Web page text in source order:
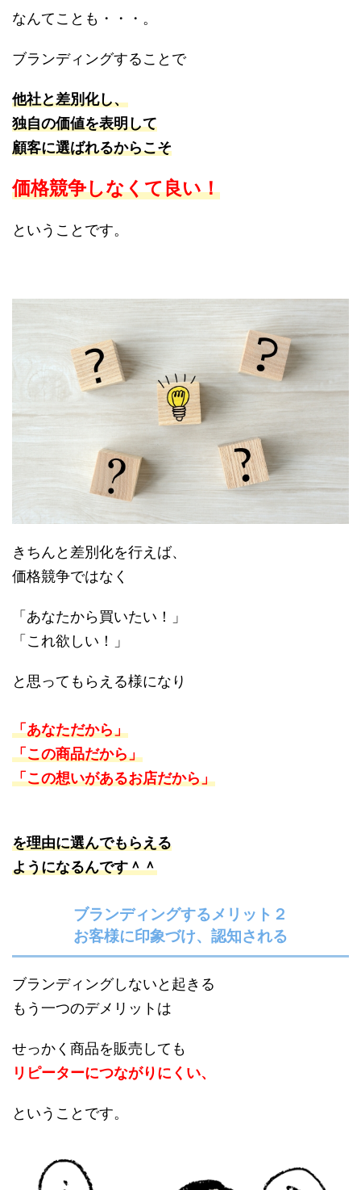
なんてことも・・・。
ブランディングすることで
他社と差別化し、
独自の価値を表明して
顧客に選ばれるからこそ
価格競争しなくて良い！
ということです。
きちんと差別化を行えば、
価格競争ではなく
「あなたから買いたい！」
「これ欲しい！」
と思ってもらえる様になり
「あなただから」
「この商品だから」
「この想いがあるお店だから」
を理由に選んでもらえる
ようになるんです＾＾
ブランディングするメリット２
お客様に印象づけ、認知される
ブランディングしないと起きる
もう一つのデメリットは
せっかく商品を販売しても
リピーターにつながりにくい、
ということです。